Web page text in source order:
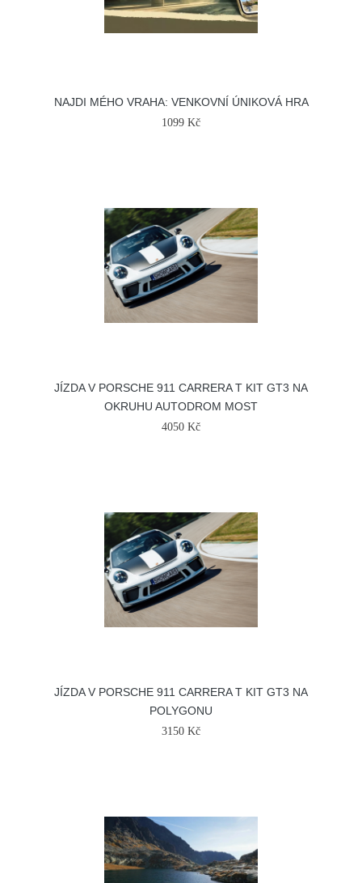
NAJDI MÉHO VRAHA: VENKOVNÍ ÚNIKOVÁ HRA
1099 Kč
JÍZDA V PORSCHE 911 CARRERA T KIT GT3 NA
OKRUHU AUTODROM MOST
4050 Kč
JÍZDA V PORSCHE 911 CARRERA T KIT GT3 NA
POLYGONU
3150 Kč